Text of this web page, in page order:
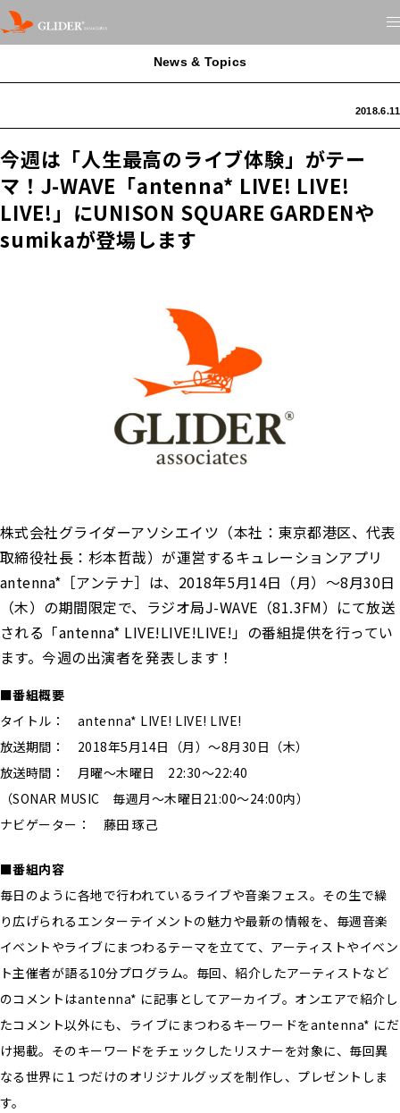
News & Topics
2018.6.11
今週は「人生最高のライブ体験」がテー
マ！J-WAVE「antenna* LIVE! LIVE!
LIVE!」にUNISON SQUARE GARDENや
sumikaが登場します
株式会社グライダーアソシエイツ（本社：東京都港区、代表
取締役社長：杉本哲哉）が運営するキュレーションアプリ
antenna*［アンテナ］は、2018年5月14日（月）〜8月30日
（木）の期間限定で、ラジオ局J-WAVE（81.3FM）にて放送
される「antenna* LIVE!LIVE!LIVE!」の番組提供を行ってい
ます。今週の出演者を発表します！
■番組概要
タイトル： antenna* LIVE! LIVE! LIVE!
放送期間： 2018年5月14日（月）〜8月30日（木）
放送時間： 月曜〜木曜日 22:30〜22:40
（SONAR MUSIC 毎週月～木曜日21:00～24:00内）
ナビゲーター： 藤田 琢己
■番組内容
毎日のように各地で行われているライブや音楽フェス。その生で繰
り広げられるエンターテイメントの魅力や最新の情報を、毎週音楽
イベントやライブにまつわるテーマを立てて、アーティストやイベン
ト主催者が語る10分プログラム。毎回、紹介したアーティストなど
のコメントはantenna* に記事としてアーカイブ。オンエアで紹介し
たコメント以外にも、ライブにまつわるキーワードをantenna* にだ
け掲載。そのキーワードをチェックしたリスナーを対象に、毎回異
なる世界に１つだけのオリジナルグッズを制作し、プレゼントしま
す。